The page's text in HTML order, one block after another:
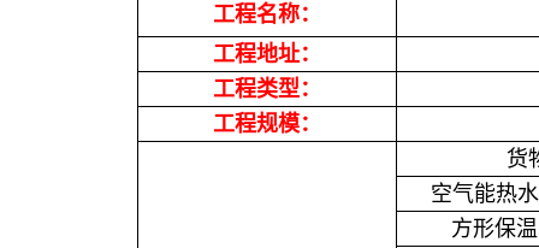
工程名称：
工程地址：
工程类型：
工程规模：
货
空气能热
方形保